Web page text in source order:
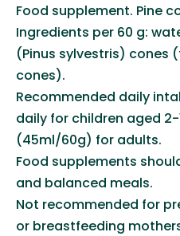
Food supplement. Pine
Ingredients per 60 g:
(Pinus sylvestris) cones
cones).
Recommended daily
daily for children aged
(45ml/60g) for adults.
Food supplements
and balanced meals.
Not recommended for
or breastfeeding